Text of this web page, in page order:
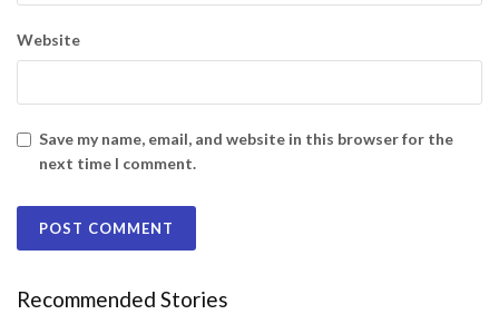
Website
Save my name, email, and website in this browser for the
next time I comment.
Recommended Stories